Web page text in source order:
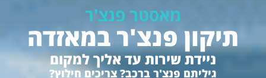
מאסטר פנצ'ר
תיקון פנצ'ר במאזדה
ניידת שירות עד אליך למקום
גיליתם פנצ'ר ברכב? צריכים חילוץ?